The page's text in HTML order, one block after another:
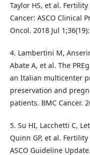
Taylor HS, et al.
Cancer: ASCO Clinical
Oncol. 2018 Jul
4. Lambertini M,
Abate A, et al. The
an Italian multicenter
preservation and
patients. BMC Cancer.
5. Su HI, Lacchetti C,
Quinn GP, et al.
ASCO Guideline